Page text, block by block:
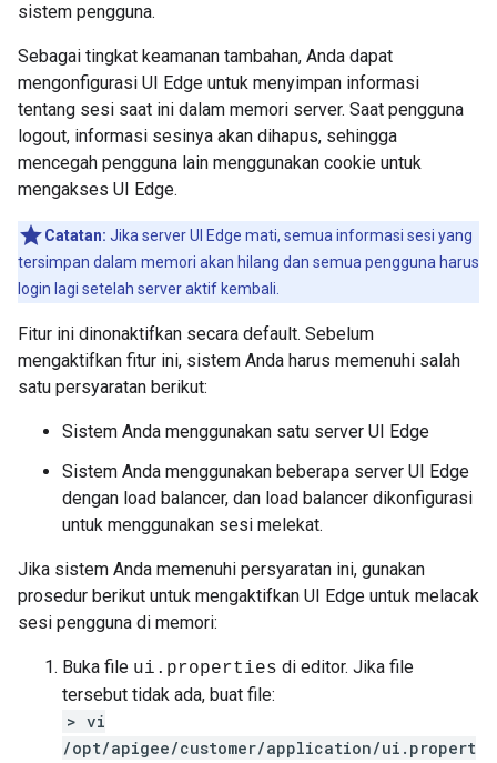
sistem pengguna.
Sebagai tingkat keamanan tambahan, Anda dapat
mengonfigurasi UI Edge untuk menyimpan informasi
tentang sesi saat ini dalam memori server. Saat pengguna
logout, informasi sesinya akan dihapus, sehingga
mencegah pengguna lain menggunakan cookie untuk
mengakses UI Edge.
Catatan: Jika server UI Edge mati, semua informasi sesi yang
tersimpan dalam memori akan hilang dan semua pengguna harus
login lagi setelah server aktif kembali.
Fitur ini dinonaktifkan secara default. Sebelum
mengaktifkan fitur ini, sistem Anda harus memenuhi salah
satu persyaratan berikut:
Sistem Anda menggunakan satu server UI Edge
Sistem Anda menggunakan beberapa server UI Edge
dengan load balancer, dan load balancer dikonfigurasi
untuk menggunakan sesi melekat.
Jika sistem Anda memenuhi persyaratan ini, gunakan
prosedur berikut untuk mengaktifkan UI Edge untuk melacak
sesi pengguna di memori:
Buka file ui.properties di editor. Jika file
tersebut tidak ada, buat file:
> vi
/opt/apigee/customer/application/ui.propert